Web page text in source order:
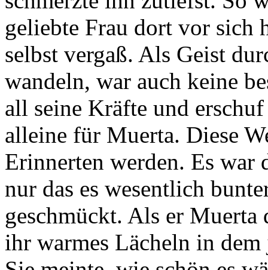
geliebte Frau dort vor sich
selbst vergaß. Als Geist
wandeln, war auch keine
all seine Kräfte und
alleine für Muerta. Diese
Erinnerten werden. Es war
nur das es wesentlich
geschmückt. Als er Muerta
ihr warmes Lächeln in